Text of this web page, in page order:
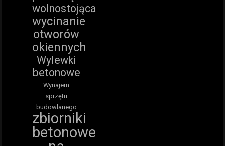
wolnostojąca
wycinanie
otworów
okiennych
Wylewki
betonowe
Wynajem
sprzętu
budowlanego
zbiorniki
betonowe